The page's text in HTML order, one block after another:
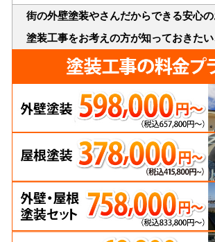
街の外壁塗装やさんだからできる安心
塗装工事をお考えの方が知っておきたい